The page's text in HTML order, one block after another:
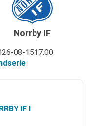
08-1517:00
Norrby IF
IF I